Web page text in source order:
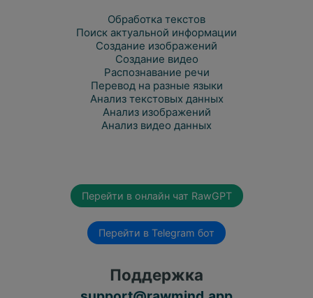
Обработка текстов
Поиск актуальной информации
Создание изображений
Создание видео
Распознавание речи
Перевод на разные языки
Анализ текстовых данных
Анализ изображений
Анализ видео данных
Перейти в онлайн чат RawGPT
Перейти в Telegram бот
Поддержка